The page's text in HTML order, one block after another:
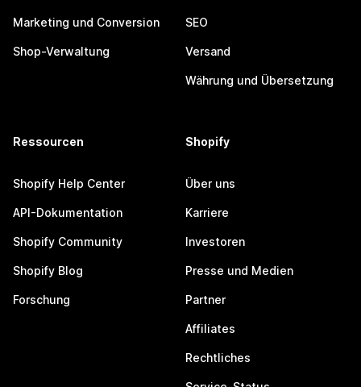
Marketing und Conversion
Shop-Verwaltung
SEO
Versand
Währung und Übersetzung
Ressourcen
Shopify Help Center
API-Dokumentation
Shopify Community
Shopify Blog
Forschung
Shopify
Über uns
Karriere
Investoren
Presse und Medien
Partner
Affiliates
Rechtliches